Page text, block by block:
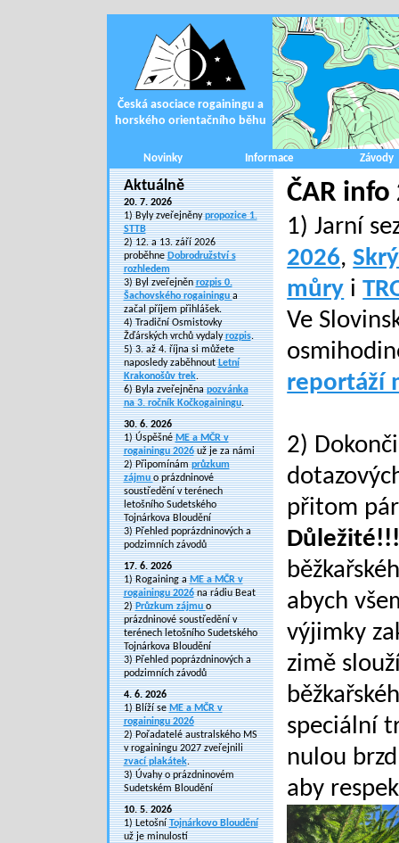
Česká asociace rogainingu a
horského orientačního běhu
Novinky Informace Závody
Aktuálně
20. 7. 2026
1) Byly zveřejněnypropozice 1.
STTB
2) 12. a 13. září 2026
proběhneDobrodružství s
rozhledem
3) Byl zveřejněnrozpis 0.
Šachovského rogainingua
začal příjem přihlášek.
4) Tradiční Osmistovky
Žďárských vrchů vydalyrozpis.
5) 3. až 4. října si můžete
naposledy zaběhnoutLetní
Krakonošův trek.
6) Byla zveřejněnapozvánka
na 3. ročník Kočkogainingu.
30. 6. 2026
1) ÚspěšnéME a MČR v
rogainingu 2026už je za námi
2) Připomínámprůzkum
zájmuo prázdninové
soustředění v terénech
letošního Sudetského
Tojnárkova Bloudění
3) Přehled poprázdninových a
podzimních závodů
17. 6. 2026
1) Rogaining aME a MČR v
rogainingu 2026na rádiu Beat
2)Průzkum zájmuo
prázdninové soustředění v
terénech letošního Sudetského
Tojnárkova Bloudění
3) Přehled poprázdninových a
podzimních závodů
4. 6. 2026
1) Blíží seME a MČR v
rogainingu 2026
2) Pořadatelé australského MS
v rogainingu 2027 zveřejnili
zvací plakátek.
3) Úvahy o prázdninovém
Sudetském Bloudění
10. 5. 2026
1) LetošníTojnárkovo Bloudění
už je minulostí
ČAR
1) Jarní
2026,
můry i
Ve
reportáží
2)
přitom
abych
výjimky
zimě
speciální
nulou
aby